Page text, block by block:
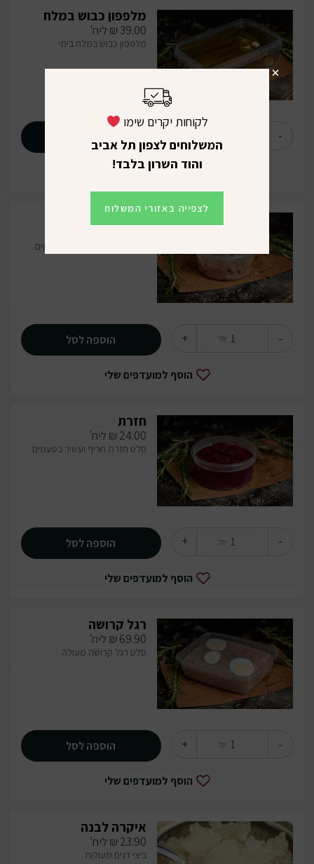
מלפפון כבוש במלח
₪39.00 ליח'
מלפפון כבוש במלח ביתי
-
הוסף למועדפים שלי
דג מטיאס כבוש ועשיר בטעמים
- יח' + הוספה לסל
הוסף למועדפים שלי
חזרת
₪24.00 ליח'
סלט חזרת חריף ועשיר בטעמים
- יח' + הוספה לסל
הוסף למועדפים שלי
רגל קרושה
₪69.90 ליח'
סלט רגל קרושה מעולה
- יח' + הוספה לסל
הוסף למועדפים שלי
איקרה לבנה
₪23.90 ליח'
ביצי דגים מעולות
לקוחות יקרים שימו
המשלוחים לצפון תל אביב
והוד השרון בלבד!
לצפייה באזורי המשלוח